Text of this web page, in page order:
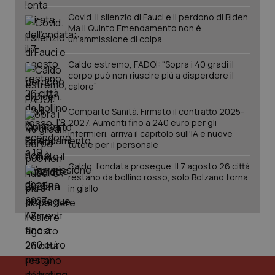
Salute orale & impianti
Sangue & coagulazione
Tiroide
Tumore al seno
Tumore ovarico
Tumori del Polmone & Testa Collo
Tumori gastrointestinali
Ulcera & Reflusso
Vaccini
Covid. Il silenzio di Fauci e il perdono di Biden.
Ma il Quinto Emendamento non è
un’ammissione di colpa
Caldo estremo, FADOI: “Sopra i 40 gradi il
corpo può non riuscire più a disperdere il
calore”
Comparto Sanità. Firmato il contratto 2025-
2027. Aumenti fino a 240 euro per gli
infermieri, arriva il capitolo sull'IA e nuove
tutele per il personale
Caldo, l’ondata prosegue. Il 7 agosto 26 città
restano da bollino rosso, solo Bolzano torna
in giallo
CookieScriptConsent
www.quotidianosanita.it
tracking-sites-ironfish-
tracking-enable
www.quotidianosanita.it
4